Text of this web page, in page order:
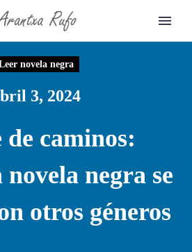
novela negra
3, 2024
de caminos:
negra se
otros géneros